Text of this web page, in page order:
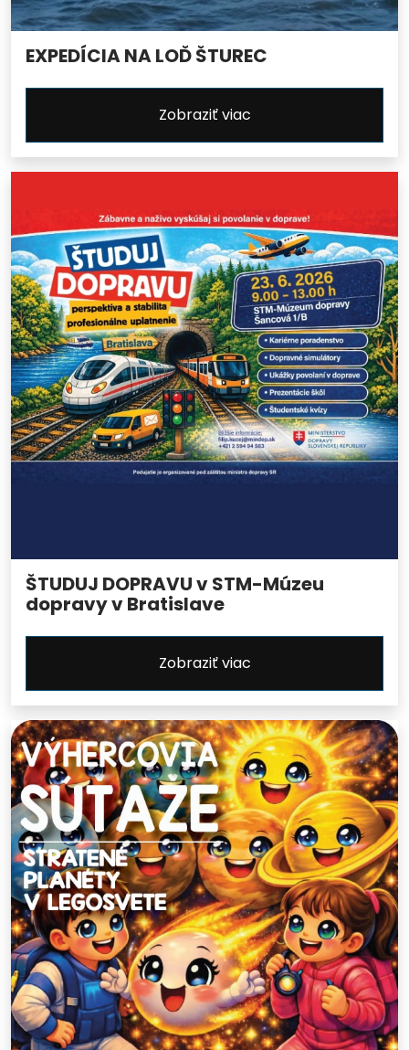
EXPEDÍCIA NA LOĎ ŠTUREC
Zobraziť viac
ŠTUDUJ DOPRAVU v STM-Múzeu
dopravy v Bratislave
Zobraziť viac